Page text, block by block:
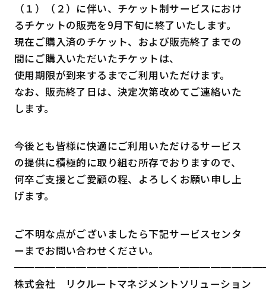
（１）（２）に伴い、チケット制サービスにおけ
るチケットの販売を9月下旬に終了いたします。
現在ご購入済のチケット、および販売終了までの
間にご購入いただいたチケットは、
使用期限が到来するまでご利用いただけます。
なお、販売終了日は、決定次第改めてご連絡いた
します。
今後とも皆様に快適にご利用いただけるサービス
の提供に積極的に取り組む所存でおりますので、
何卒ご支援とご愛顧の程、よろしくお願い申し上
げます。
ご不明な点がございましたら下記サービスセンタ
ーまでお問い合わせください。
株式会社 リクルートマネジメントソリューション